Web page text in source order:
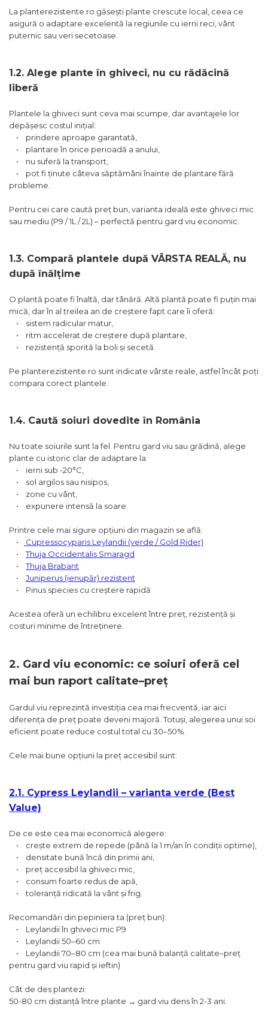
La planterezistente.ro găsești plante crescute local, ceea ce
asigură o adaptare excelentă la regiunile cu ierni reci, vânt
puternic sau veri secetoase.
1.2. Alege plante în ghiveci, nu cu rădăcină
liberă
Plantele la ghiveci sunt ceva mai scumpe, dar avantajele lor
depășesc costul inițial:
• prindere aproape garantată,
• plantare în orice perioadă a anului,
• nu suferă la transport,
• pot fi ținute câteva săptămâni înainte de plantare fără
probleme.
Pentru cei care caută preț bun, varianta ideală este ghiveci mic
sau mediu (P9 / 1L / 2L) – perfectă pentru gard viu economic.
1.3. Compară plantele după VÂRSTA REALĂ, nu
după înălțime
O plantă poate fi înaltă, dar tânără. Altă plantă poate fi puțin mai
mică, dar în al treilea an de creștere fapt care îi oferă:
• sistem radicular matur,
• ritm accelerat de creștere după plantare,
• rezistență sporită la boli și secetă.
Pe planterezistente.ro sunt indicate vârste reale, astfel încât poți
compara corect plantele.
1.4. Caută soiuri dovedite în România
Nu toate soiurile sunt la fel. Pentru gard viu sau grădină, alege
plante cu istoric clar de adaptare la:
• ierni sub -20°C,
• sol argilos sau nisipos,
• zone cu vânt,
• expunere intensă la soare.
Printre cele mai sigure opțiuni din magazin se află:
•
Cupressocyparis Leylandii (verde / Gold Rider)
•Thuja Occidentalis Smaragd
•Thuja Brabant
• Juniperus (ienupăr) rezistent
• Pinus species cu creștere rapidă
Acestea oferă un echilibru excelent între preț, rezistență și
costuri minime de întreținere.
2. Gard viu economic: ce soiuri oferă cel
mai bun raport calitate–preț
Gardul viu reprezintă investiția cea mai frecventă, iar aici
diferența de preț poate deveni majoră. Totuși, alegerea unui soi
eficient poate reduce costul total cu 30–50%.
Cele mai bune opțiuni la preț accesibil sunt:
2.1. Cypress Leylandii – varianta verde (Best
Value)
De ce este cea mai economică alegere:
• crește extrem de repede (până la 1 m/an în condiții optime),
• densitate bună încă din primii ani,
• preț accesibil la ghiveci mic,
• consum foarte redus de apă,
• toleranță ridicată la vânt și frig.
Recomandări din pepiniera ta (preț bun):
• Leylandii în ghiveci mic P9
• Leylandii 50–60 cm
• Leylandii 70–80 cm (cea mai bună balanță calitate–preț
pentru gard viu rapid și ieftin)
Cât de des plantezi:
50-80 cm distanță între plante → gard viu dens în 2-3 ani.